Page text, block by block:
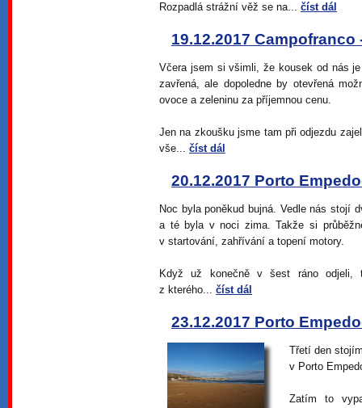
Rozpadlá strážní věž se na... číst dál
19.12.2017 Campofranco
Včera jsem si všimli, že kousek od nás
zavřená, ale dopoledne by otevřená
ovoce a zeleninu za příjemnou cenu.
Jen na zkoušku jsme tam při odjezdu
vše... číst dál
20.12.2017 Porto
Noc byla poněkud bujná. Vedle nás stojí
a té byla v noci zima. Takže si
v startování, zahřívání a topení motory.
Když už konečně v šest ráno odjeli,
z kterého... číst dál
23.12.2017 Porto
Třetí den
v Porto
Zatím to